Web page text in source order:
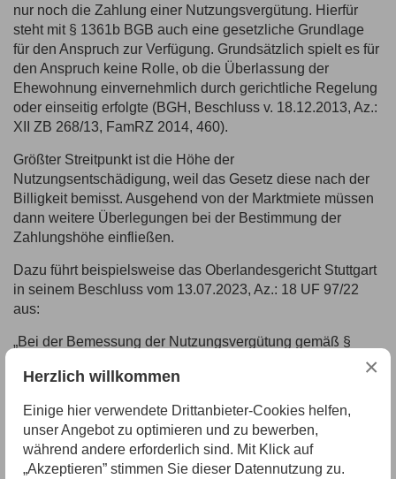
×
Herzlich willkommen
Einige hier verwendete Drittanbieter-Cookies helfen,
unser Angebot zu optimieren und zu bewerben,
während andere erforderlich sind. Mit Klick auf
„Akzeptieren” stimmen Sie dieser Datennutzung zu.
nur noch die Zahlung einer Nutzungsvergütung. Hierfür
steht mit § 1361b BGB auch eine gesetzliche Grundlage
für den Anspruch zur Verfügung. Grundsätzlich spielt es für
den Anspruch keine Rolle, ob die Überlassung der
Ehewohnung einvernehmlich durch gerichtliche Regelung
oder einseitig erfolgte (BGH, Beschluss v. 18.12.2013, Az.:
XII ZB 268/13, FamRZ 2014, 460).
Größter Streitpunkt ist die Höhe der
Nutzungsentschädigung, weil das Gesetz diese nach der
Billigkeit bemisst. Ausgehend von der Marktmiete müssen
dann weitere Überlegungen bei der Bestimmung der
Zahlungshöhe einfließen.
Dazu führt beispielsweise das Oberlandesgericht Stuttgart
in seinem Beschluss vom 13.07.2023, Az.: 18 UF 97/22
aus:
„Bei der Bemessung der Nutzungsvergütung gemäß §
Billigkeitsprüfung alle Gesamtumstände des Einzelfalls
rechnerischen Maßstäben vorzunehmen, sondern es ist
eine wertende Betrachtung und Gewichtung der einzelnen
Umstände geboten.“